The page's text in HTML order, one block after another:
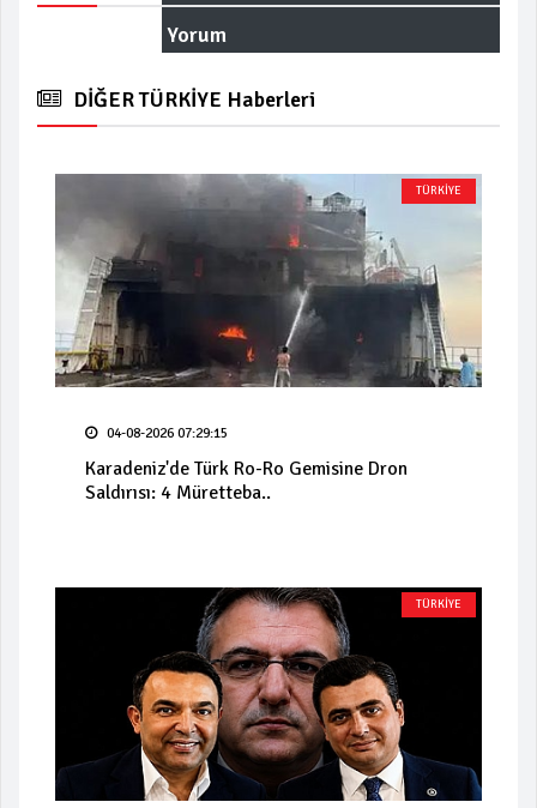
Yorum
DİĞER TÜRKİYE Haberleri
TÜRKİYE
04-08-2026 07:29:15
Karadeniz'de Türk Ro-Ro Gemisine Dron
Saldırısı: 4 Müretteba..
TÜRKİYE